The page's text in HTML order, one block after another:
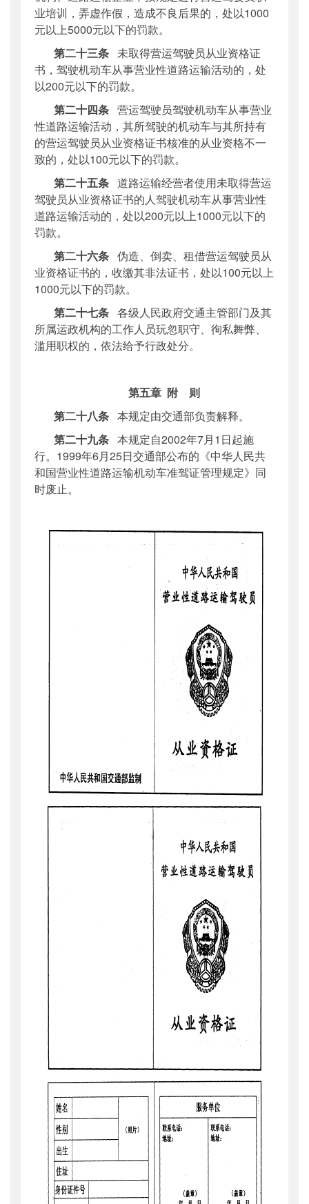
业培训，弄虚作假，造成不良后果的，处以1000
元以上5000元以下的罚款。
第二十三条 未取得营运驾驶员从业资格证
书，驾驶机动车从事营业性道路运输活动的，处
以200元以下的罚款。
第二十四条 营运驾驶员驾驶机动车从事营业
性道路运输活动，其所驾驶的机动车与其所持有
的营运驾驶员从业资格证书核准的从业资格不一
致的，处以100元以下的罚款。
第二十五条 道路运输经营者使用未取得营运
驾驶员从业资格证书的人驾驶机动车从事营业性
道路运输活动的，处以200元以上1000元以下的
罚款。
第二十六条 伪造、倒卖、租借营运驾驶员从
业资格证书的，收缴其非法证书，处以100元以上
1000元以下的罚款。
第二十七条 各级人民政府交通主管部门及其
所属运政机构的工作人员玩忽职守、徇私舞弊、
滥用职权的，依法给予行政处分。
第五章 附
则
第二十八条 本规定由交通部负责解释。
第二十九条 本规定自2002年7月1日起施
行。1999年6月25日交通部公布的《中华人民共
和国营业性道路运输机动车准驾证管理规定》同
时废止。